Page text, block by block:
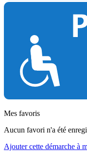
Mes favoris
Aucun favori n'a été
Ajouter cette démarche à